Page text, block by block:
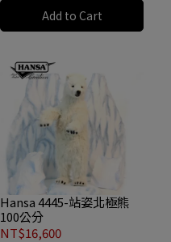
Add to Cart
Hansa 4445-站姿北極熊
100公分
NT$16,600